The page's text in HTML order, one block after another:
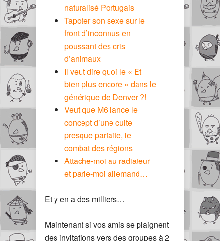
naturalisé Portugais
Tapoter son sexe sur le
front d’inconnus en
poussant des cris
d’animaux
Il veut dire quoi le « Et
bien plus encore » dans le
générique de Denver ?!
Veut que M6 lance le
concept d’une cuite
presque parfaite, le
combat des régions
Attache-moi au radiateur
et parle-moi allemand…
Et y en a des milliers…
Maintenant si vos amis se plaignent
des invitations vers des groupes à 2